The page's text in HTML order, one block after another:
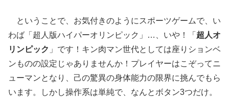
ということで、お気付きのようにスポーツゲームで、い
わば「超人版ハイパーオリンピック」…、いや！「 超人オ
リンピック 」です！キン肉マン世代としては座りションベ
ンものの設定じゃありませんか！プレイヤーはこぞってニ
ューマンとなり、己の驚異の身体能力の限界に挑んでもら
います。しかし操作系は単純で、なんとボタン3つだけ。